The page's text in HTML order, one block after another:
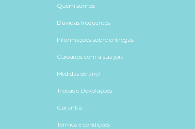
Quem somos
Dúvidas frequentes
Informações sobre entregas
Cuidados com a sua joia
Medidas de anel
Trocas e Devoluções
Garantia
Termos e condições